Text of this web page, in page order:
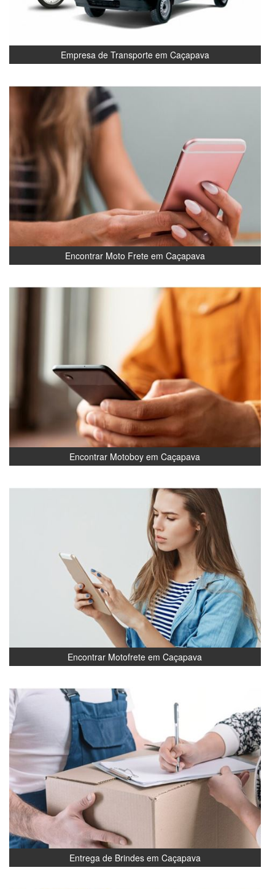
Empresa de Transporte em Caçapava
Encontrar Moto Frete em Caçapava
Encontrar Motoboy em Caçapava
Encontrar Motofrete em Caçapava
Entrega de Brindes em Caçapava